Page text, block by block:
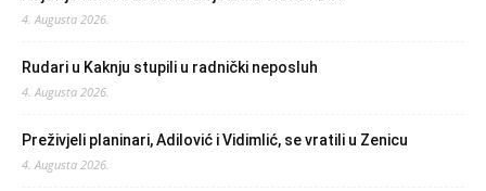
4. Augusta 2026.
Rudari u Kaknju stupili u radnički neposluh
4. Augusta 2026.
Preživjeli planinari, Adilović i Vidimlić, se vratili u Zenicu
4. Augusta 2026.